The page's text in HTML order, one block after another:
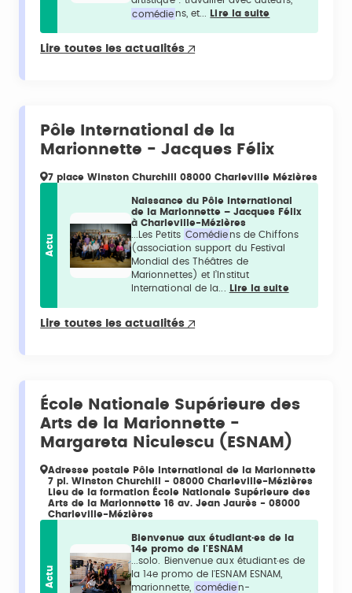
comédie ns, et... Lire la suite
Lire toutes les actualités
Pôle International de la
Marionnette - Jacques Félix
7 place Winston Churchill 08000 Charleville Mézières
Actu
Naissance du Pôle International
de la Marionnette – Jacques Félix
à Charleville-Mézières
...Les Petits Comédie ns de Chiffons
(association support du Festival
Mondial des Théâtres de
Marionnettes) et l’Institut
International de la...
Lire la suite
Lire toutes les actualités
École Nationale Supérieure des
Arts de la Marionnette -
Margareta Niculescu (ESNAM)
Adresse postale Pôle International de la Marionnette
7 pl. Winston Churchill - 08000 Charleville-Mézières
Lieu de la formation École Nationale Supérieure des
Arts de la Marionnette 16 av. Jean Jaurès - 08000
Charleville-Mézières
Actu
Bienvenue aux étudiant·es de la
14e promo de l'ESNAM
...solo. Bienvenue aux étudiant·es de
la 14e promo de l'ESNAM ESNAM,
marionnette,
comédie n-